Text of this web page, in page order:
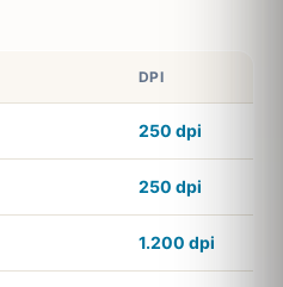
DPI
250 dpi
250 dpi
1.200 dpi